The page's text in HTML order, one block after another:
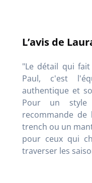
L’avis de
"Le détail qui
Paul, c'est
authentique et
Pour un style
recommande
trench ou un
pour ceux qui
traverser les